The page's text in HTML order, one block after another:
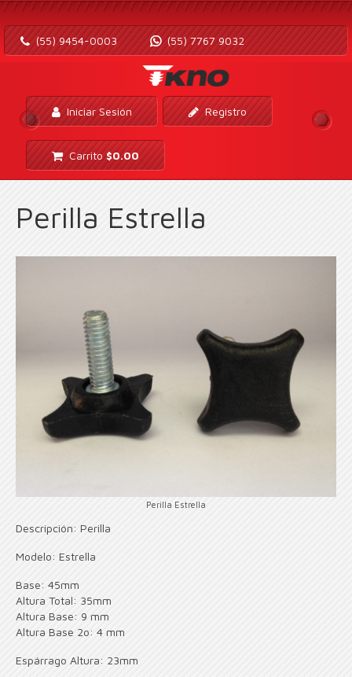
(55) 9454-0003 (55) 7767 9032
Iniciar Sesión Registro
Carrito $0.00
Perilla Estrella
Perilla Estrella
Descripción: Perilla
Modelo: Estrella
Base: 45mm
Altura Total: 35mm
Altura Base: 9 mm
Altura Base 2o: 4 mm
Espárrago Altura: 23mm